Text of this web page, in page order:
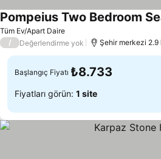
Tüm Ev/Apart Daire
/ Değerlendirme yok Şehir merkezi 2.9
Başlangıç Fiyatı ₺8.733
Fiyatları görün: 1 site